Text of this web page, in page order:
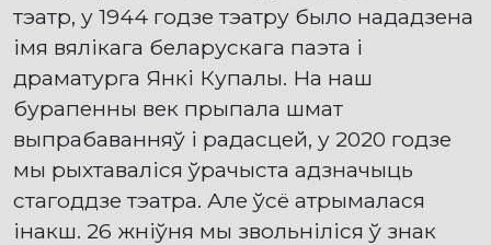
тэатр, у 1944 годзе тэатру было нададзена
імя вялікага беларускага паэта і
драматурга Янкі Купалы. На наш
бурапенны век прыпала шмат
выпрабаванняў і радасцей, у 2020 годзе
мы рыхтаваліся ўрачыста адзначыць
стагоддзе тэатра. Але ўсё атрымалася
інакш. 26 жніўня мы звольніліся ў знак